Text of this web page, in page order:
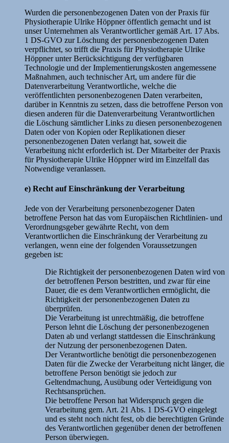
Wurden die personenbezogenen Daten von der Praxis für
Physiotherapie Ulrike Höppner öffentlich gemacht und ist
unser Unternehmen als Verantwortlicher gemäß Art. 17 Abs.
1 DS-GVO zur Löschung der personenbezogenen Daten
verpflichtet, so trifft die Praxis für Physiotherapie Ulrike
Höppner unter Berücksichtigung der verfügbaren
Technologie und der Implementierungskosten angemessene
Maßnahmen, auch technischer Art, um andere für die
Datenverarbeitung Verantwortliche, welche die
veröffentlichten personenbezogenen Daten verarbeiten,
darüber in Kenntnis zu setzen, dass die betroffene Person von
diesen anderen für die Datenverarbeitung Verantwortlichen
die Löschung sämtlicher Links zu diesen personenbezogenen
Daten oder von Kopien oder Replikationen dieser
personenbezogenen Daten verlangt hat, soweit die
Verarbeitung nicht erforderlich ist. Der Mitarbeiter der Praxis
für Physiotherapie Ulrike Höppner wird im Einzelfall das
Notwendige veranlassen.
e) Recht auf Einschränkung der Verarbeitung
Jede von der Verarbeitung personenbezogener Daten
betroffene Person hat das vom Europäischen Richtlinien- und
Verordnungsgeber gewährte Recht, von dem
Verantwortlichen die Einschränkung der Verarbeitung zu
verlangen, wenn eine der folgenden Voraussetzungen
gegeben ist:
Die Richtigkeit der personenbezogenen Daten wird von
der betroffenen Person bestritten, und zwar für eine
Dauer, die es dem Verantwortlichen ermöglicht, die
Richtigkeit der personenbezogenen Daten zu
überprüfen.
Die Verarbeitung ist unrechtmäßig, die betroffene
Person lehnt die Löschung der personenbezogenen
Daten ab und verlangt stattdessen die Einschränkung
der Nutzung der personenbezogenen Daten.
Der Verantwortliche benötigt die personenbezogenen
Daten für die Zwecke der Verarbeitung nicht länger, die
betroffene Person benötigt sie jedoch zur
Geltendmachung, Ausübung oder Verteidigung von
Rechtsansprüchen.
Die betroffene Person hat Widerspruch gegen die
Verarbeitung gem. Art. 21 Abs. 1 DS-GVO eingelegt
und es steht noch nicht fest, ob die berechtigten Gründe
des Verantwortlichen gegenüber denen der betroffenen
Person überwiegen.